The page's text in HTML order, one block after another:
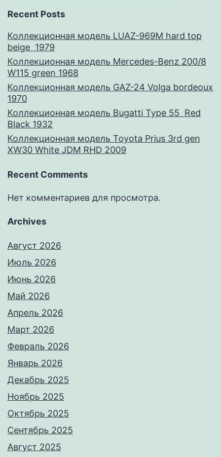
Recent Posts
Коллекционная модель LUAZ-969M hard top
beige 1979
Коллекционная модель Mercedes-Benz 200/8
W115 green 1968
Коллекционная модель GAZ-24 Volga bordeoux
1970
Коллекционная модель Bugatti Type 55 Red
Black 1932
Коллекционная модель Toyota Prius 3rd gen
XW30 White JDM RHD 2009
Recent Comments
Нет комментариев для просмотра.
Archives
Август 2026
Июль 2026
Июнь 2026
Май 2026
Апрель 2026
Март 2026
Февраль 2026
Январь 2026
Декабрь 2025
Ноябрь 2025
Октябрь 2025
Сентябрь 2025
Август 2025